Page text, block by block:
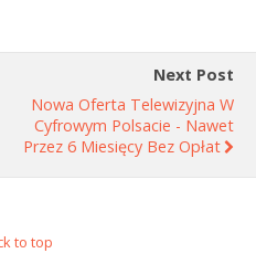
Next Post
Nowa Oferta Telewizyjna W
Cyfrowym Polsacie - Nawet
Przez 6 Miesięcy Bez Opłat
to top